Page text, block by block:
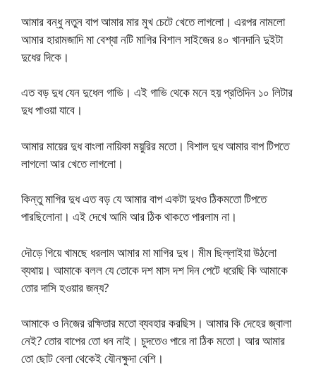
আমার বন্ধু নতুন বাপ আমার মার মুখ চেটে খেতে লাগলো। এরপর নামলো
আমার হারামজাদি মা বেশ্যা নটি মাগির বিশাল সাইজের ৪০ খানদানি দুইটা
দুধের দিকে।
এত বড় দুধ যেন দুধেল গাভি। এই গাভি থেকে মনে হয় প্রতিদিন ১০ লিটার
দুধ পাওয়া যাবে।
আমার মায়ের দুধ বাংলা নায়িকা ময়ুরির মতো। বিশাল দুধ আমার বাপ টিপতে
লাগলো আর খেতে লাগলো।
কিন্তু মাগির দুধ এত বড় যে আমার বাপ একটা দুধও ঠিকমতো টিপতে
পারছিলোনা। এই দেখে আমি আর ঠিক থাকতে পারলাম না।
দৌড়ে গিয়ে খামছে ধরলাম আমার মা মাগির দুধ। মীম ছিল্লাইয়া উঠলো
ব্যথায়। আমাকে বলল যে তোকে দশ মাস দশ দিন পেটে ধরেছি কি আমাকে
তোর দাসি হওয়ার জন্য?
আমাকে ও নিজের রক্ষিতার মতো ব্যবহার করছিস। আমার কি দেহের জ্বালা
নেই? তোর বাপের তো ধন নাই। চুদতেও পারে না ঠিক মতো। আর আমার
তো ছোট বেলা থেকেই যৌনক্ষুদা বেশি।